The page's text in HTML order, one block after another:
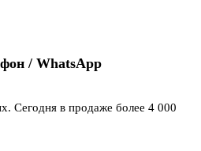
/ WhatsApp
Сегодня в продаже более 4 000